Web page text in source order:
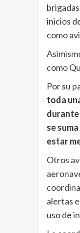
inicios
como
como
Por su
toda
durante
se
estar
Otros
alertas
uso de